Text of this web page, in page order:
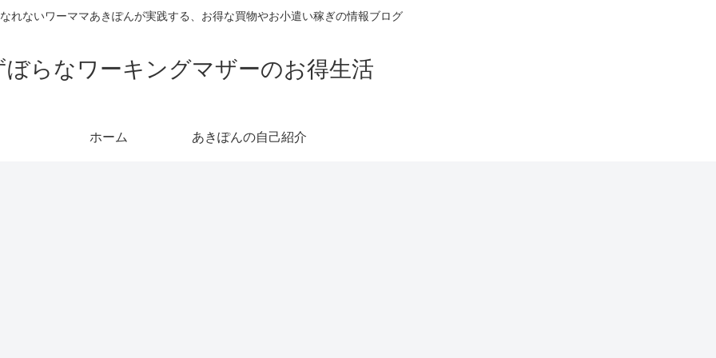
れないワーママあきぽんが実践する、お得な買物やお小遣い稼ぎの情報ブログ
ぼらなワーキングマザーのお得生活
ホーム あきぽんの自己紹介